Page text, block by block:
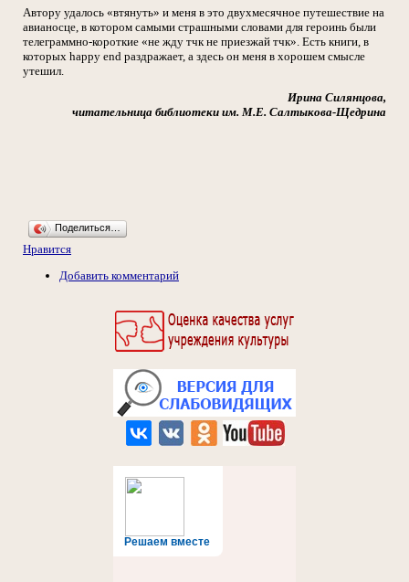
Решаем вместе
Автору удалось «втянуть» и меня в это двухмесячное путешествие на
авианосце, в котором самыми страшными словами для героинь были
телеграммно-короткие «не жду тчк не приезжай тчк». Есть книги, в
которых happy end раздражает, а здесь он меня в хорошем смысле
утешил.
Ирина Силянцова,
читательница библиотеки им. М.Е. Салтыкова-Щедрина
Поделиться…
Нравится
Добавить комментарий